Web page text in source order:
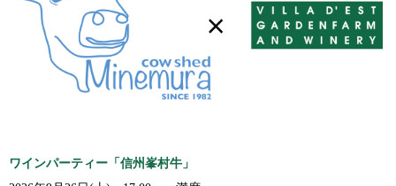
ワインパーティー「信州峯村牛」